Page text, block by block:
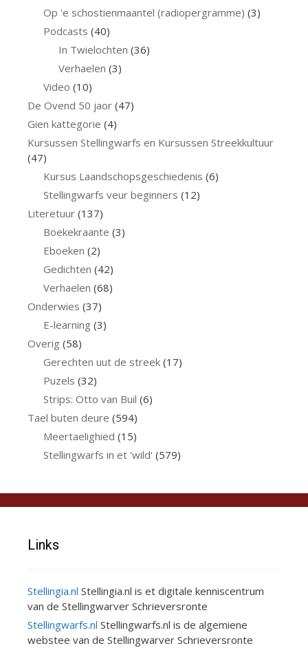
Op 'e schostienmaantel (radiopergramme) (3)
Podcasts (40)
In Twielochten (36)
Verhaelen (3)
Video (10)
De Ovend 50 jaor (47)
Gien kattegorie (4)
Kursussen Stellingwarfs en Kursussen Streekkultuur
(47)
Kursus Laandschopsgeschiedenis (6)
Stellingwarfs veur beginners (12)
Literetuur (137)
Boekekraante (3)
Eboeken (2)
Gedichten (42)
Verhaelen (68)
Onderwies (37)
E-learning (3)
Overig (58)
Gerechten uut de streek(17)
Puzels (32)
Strips: Otto van Buil (6)
Tael buten deure (594)
Meertaelighied (15)
Stellingwarfs in et 'wild' (579)
Links
Stellingia.nl Stellingia.nl is et digitale kenniscentrum
van de Stellingwarver Schrieversronte
Stellingwarfs.nl Stellingwarfs.nl is de algemiene
webstee van de Stellingwarver Schrieversronte